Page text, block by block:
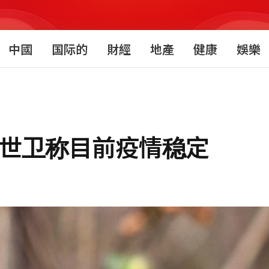
中國 国际的 財經 地產 健康 娛樂
卫称目前疫情稳定